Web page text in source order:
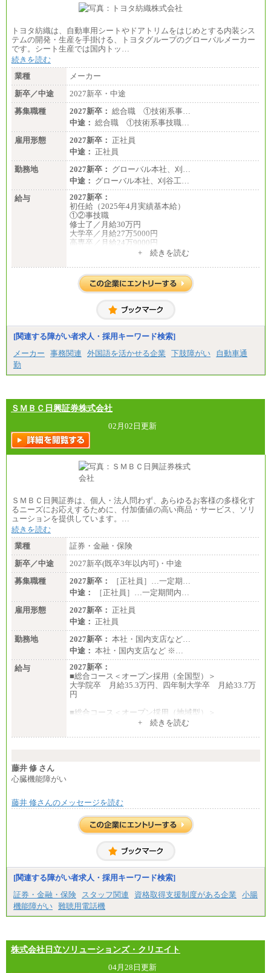
トヨタ紡織は、自動車用シートやドアトリムをはじめとする内装シス
テムの開発・生産を手掛ける、トヨタグループのグローバルメーカー
です。シート生産では国内トッ…
続きを読む
業種
メーカー
新卒／中途
2027新卒・中途
募集職種
2027新卒： 総合職 ①技術系事…
中途： 総合職 ①技術系事技職…
雇用形態
2027新卒： 正社員
中途： 正社員
勤務地
2027新卒： グローバル本社、刈…
中途： グローバル本社、刈谷工…
給与
2027新卒：
初任給（2025年4月実績基本給）
①②事技職
修士了／月給30万円
大学卒／月給27万5000円
高専卒／月給24万9000円
大学卒 月給21万4000円
短大卒 月給19万円
月給214,000円から360,000円（年収400万円から800
※経験スキルなどを考慮の上、当社規定により
決定
※試用期間中も給与に変更はございません
+ 続きを読む
[関連する障がい者求人・採用キーワード検索]
メーカー
事務関連 外国語を活かせる企業 下肢障がい
自動車通
勤
ＳＭＢＣ日興証券株式会社
02月02日更新
ＳＭＢＣ日興証券は、個人・法人問わず、あらゆるお客様の多様化す
るニーズにお応えするために、付加価値の高い商品・サービス、ソリ
ューションを提供しています。…
続きを読む
業種
証券・金融・保険
新卒／中途
2027新卒(既卒3年以内可)・中途
募集職種
2027新卒：
［正社員］…一定期…
中途：
［正社員］…一定期間内…
雇用形態
2027新卒： 正社員
中途： 正社員
勤務地
2027新卒： 本社・国内支店など…
中途： 本社・国内支店など ※…
給与
2027新卒：
■総合コース＜オープン採用（全国型）＞
大学院卒 月給35.3万円、四年制大学卒 月給33.7万
円
■総合コース＜オープン採用（地域型）＞
大学院卒 月給33.3万円、四年制大学卒 月給31.7万
※上記全てのコースにおいて、退職金前払給：一律3.
※試用期間中も給与に変更はございません
■総合コース＜オープン採用（全国型）＞
大学院卒 月給35.3万円、四年制大学卒 月給33.7万
円
大学院卒 月給33.3万円、四年制大学卒 月給31.7万
円
短大・専門卒 月給24.0万円
7万円を含む
+ 続きを読む
藤井 修 さん
心臓機能障がい
藤井 修さんのメッセージを読む
[関連する障がい者求人・採用キーワード検索]
証券・金融・保険
スタッフ関連 資格取得支援制度がある企業
小腸
機能障がい 難聴用電話機
株式会社日立ソリューションズ・クリエイト
04月28日更新